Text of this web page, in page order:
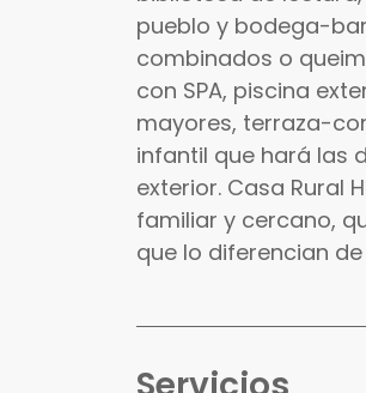
pueblo y bodega-
combinados o
con SPA, piscina
mayores, terraza-
infantil que hará las
exterior. Casa Rural
familiar y cercano,
que lo diferencian